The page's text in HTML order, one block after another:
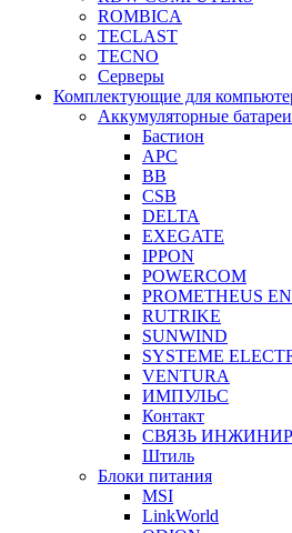
ROMBICA
TECLAST
TECNO
Серверы
Комплектующие для
Аккумуляторные
Бастион
APC
BB
CSB
DELTA
EXEGATE
IPPON
POWERCOM
PROMETHEUS
RUTRIKE
SUNWIND
SYSTEME
VENTURA
ИМПУЛЬС
Контакт
СВЯЗЬ
Штиль
Блоки питания
MSI
LinkWorld